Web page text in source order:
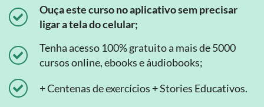
Ouça este curso no aplicativo sem precisar
ligar a tela do celular;
Tenha acesso 100% gratuito a mais de 5000
cursos online, ebooks e áudiobooks;
+ Centenas de exercícios + Stories Educativos.